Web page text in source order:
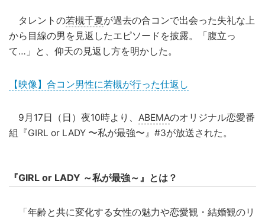
タレントの若槻千夏が過去の合コンで出会った失礼な上
から目線の男を見返したエピソードを披露。「腹立っ
て…」と、仰天の見返し方を明かした。
【映像】合コン男性に若槻が行った仕返し
9月17日（日）夜10時より、 ABEMAのオリジナル恋愛番
組『GIRL or LADY 〜私が最強〜』#3が放送された。
『GIRL or LADY ～私が最強～』とは？
「年齢と共に変化する女性の魅力や恋愛観・結婚観のリ